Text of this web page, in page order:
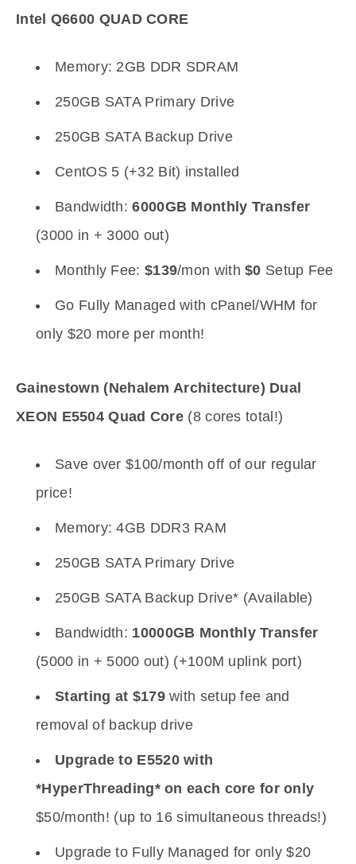
Intel Q6600 QUAD CORE
Memory: 2GB DDR SDRAM
250GB SATA Primary Drive
250GB SATA Backup Drive
CentOS 5 (+32 Bit) installed
Bandwidth:6000GB Monthly Transfer
(3000 in + 3000 out)
Monthly Fee: $139/mon with$0 Setup Fee
Go Fully Managed with cPanel/WHM for
only $20 more per month!
Gainestown (Nehalem Architecture) Dual
XEON E5504 Quad Core (8 cores total!)
Save over $100/month off of our regular
price!
Memory: 4GB DDR3 RAM
250GB SATA Primary Drive
250GB SATA Backup Drive* (Available)
Bandwidth: 10000GB Monthly Transfer
(5000 in + 5000 out) (+100M uplink port)
Starting at $179with setup fee and
removal of backup drive
Upgrade to E5520 with
*HyperThreading* on each core for only
$50/month! (up to 16 simultaneous threads!)
Upgrade to Fully Managed for only $20